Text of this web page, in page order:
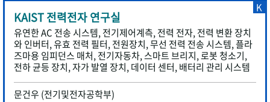
KAIST 전력전자 연구실
유연한 AC 전송 시스템, 전기제어계측, 전력 전자, 전력 변환 장치
와 인버터, 유효 전력 필터, 전원장치, 무선 전력 전송 시스템, 플라
즈마용 임피던스 매처, 전기자동차, 스마트 브리지, 로봇 청소기,
전하 균등 장치, 자가 발열 장치, 데이터 센터, 배터리 관리 시스템
문건우 (전기및전자공학부)
K